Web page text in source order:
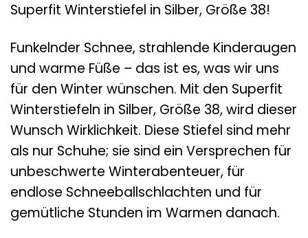
Superfit Winterstiefel in Silber, Größe 38!
Funkelnder Schnee, strahlende Kinderaugen
und warme Füße – das ist es, was wir uns
für den Winter wünschen. Mit den Superfit
Winterstiefeln in Silber, Größe 38, wird dieser
Wunsch Wirklichkeit. Diese Stiefel sind mehr
als nur Schuhe; sie sind ein Versprechen für
unbeschwerte Winterabenteuer, für
endlose Schneeballschlachten und für
gemütliche Stunden im Warmen danach.